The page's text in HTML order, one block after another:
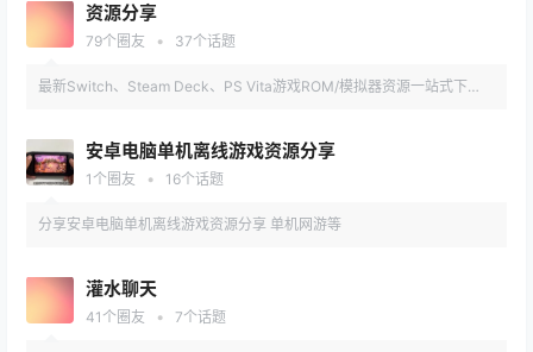
资源分享
79个圈友 • 37个话题
最新Switch、Steam Deck、PS Vita游戏ROM/模拟器资源一站式下
测可用性，附详细安装教程。
安卓电脑单机离线游戏资源分享
1 个圈友 • 16个话题
分享安卓电脑单机离线游戏资源分享 单机网游等
灌水聊天
41 个圈友 • 7个话题